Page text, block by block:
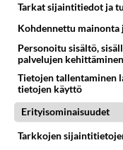
KÖYHIEN ASIALLA
Voisiko ylläpito
Jotka eivät kuulu
24.02.2017 12:43
Tarkat sijaintitiedot ja
Kohdennettu
Personoitu sisältö,
palvelujen kehittäminen
Tietojen tallentaminen
tietojen käyttö
Erityisominaisuudet
Tarkkojen